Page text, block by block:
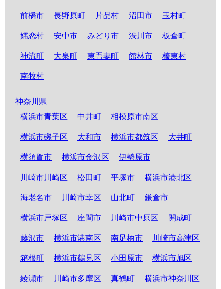
前橋市 長野原町 片品村 沼田市 玉村町
嬬恋村 安中市 みどり市 渋川市 板倉町
神流町 大泉町 東吾妻町 館林市 榛東村
南牧村
神奈川県
横浜市青葉区
中井町 相模原市南区
横浜市磯子区 大和市 横浜市都筑区 大井町
横須賀市 横浜市金沢区 伊勢原市
川崎市川崎区 松田町 平塚市 横浜市港北区
海老名市 川崎市幸区 山北町 鎌倉市
横浜市戸塚区 座間市 川崎市中原区 開成町
藤沢市 横浜市港南区 南足柄市 川崎市高津区
箱根町 横浜市鶴見区 小田原市 横浜市旭区
綾瀬市 川崎市多摩区 真鶴町 横浜市神奈川区